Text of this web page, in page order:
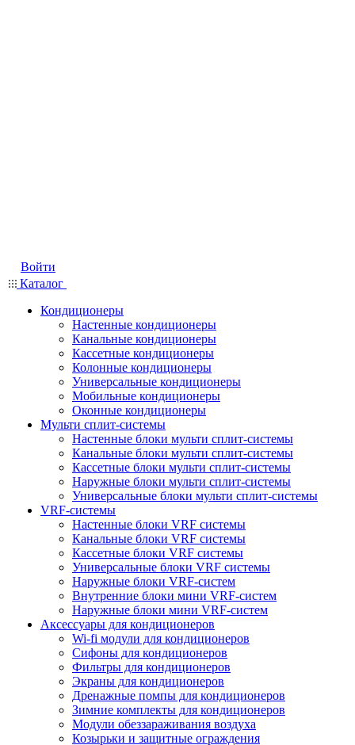
Войти
Каталог
Кондиционеры
Настенные кондиционеры
Канальные кондиционеры
Кассетные кондиционеры
Колонные кондиционеры
Универсальные кондиционеры
Мобильные кондиционеры
Оконные кондиционеры
Мульти сплит-системы
Настенные блоки мульти сплит-системы
Канальные блоки мульти сплит-системы
Кассетные блоки мульти сплит-системы
Наружные блоки мульти сплит-системы
Универсальные блоки мульти сплит-системы
VRF-системы
Настенные блоки VRF системы
Канальные блоки VRF системы
Кассетные блоки VRF системы
Универсальные блоки VRF системы
Наружные блоки VRF-систем
Внутренние блоки мини VRF-систем
Наружные блоки мини VRF-систем
Аксессуары для кондиционеров
Wi-fi модули для кондиционеров
Сифоны для кондиционеров
Фильтры для кондиционеров
Экраны для кондиционеров
Дренажные помпы для кондиционеров
Зимние комплекты для кондиционеров
Модули обеззараживания воздуха
Козырьки и защитные ограждения